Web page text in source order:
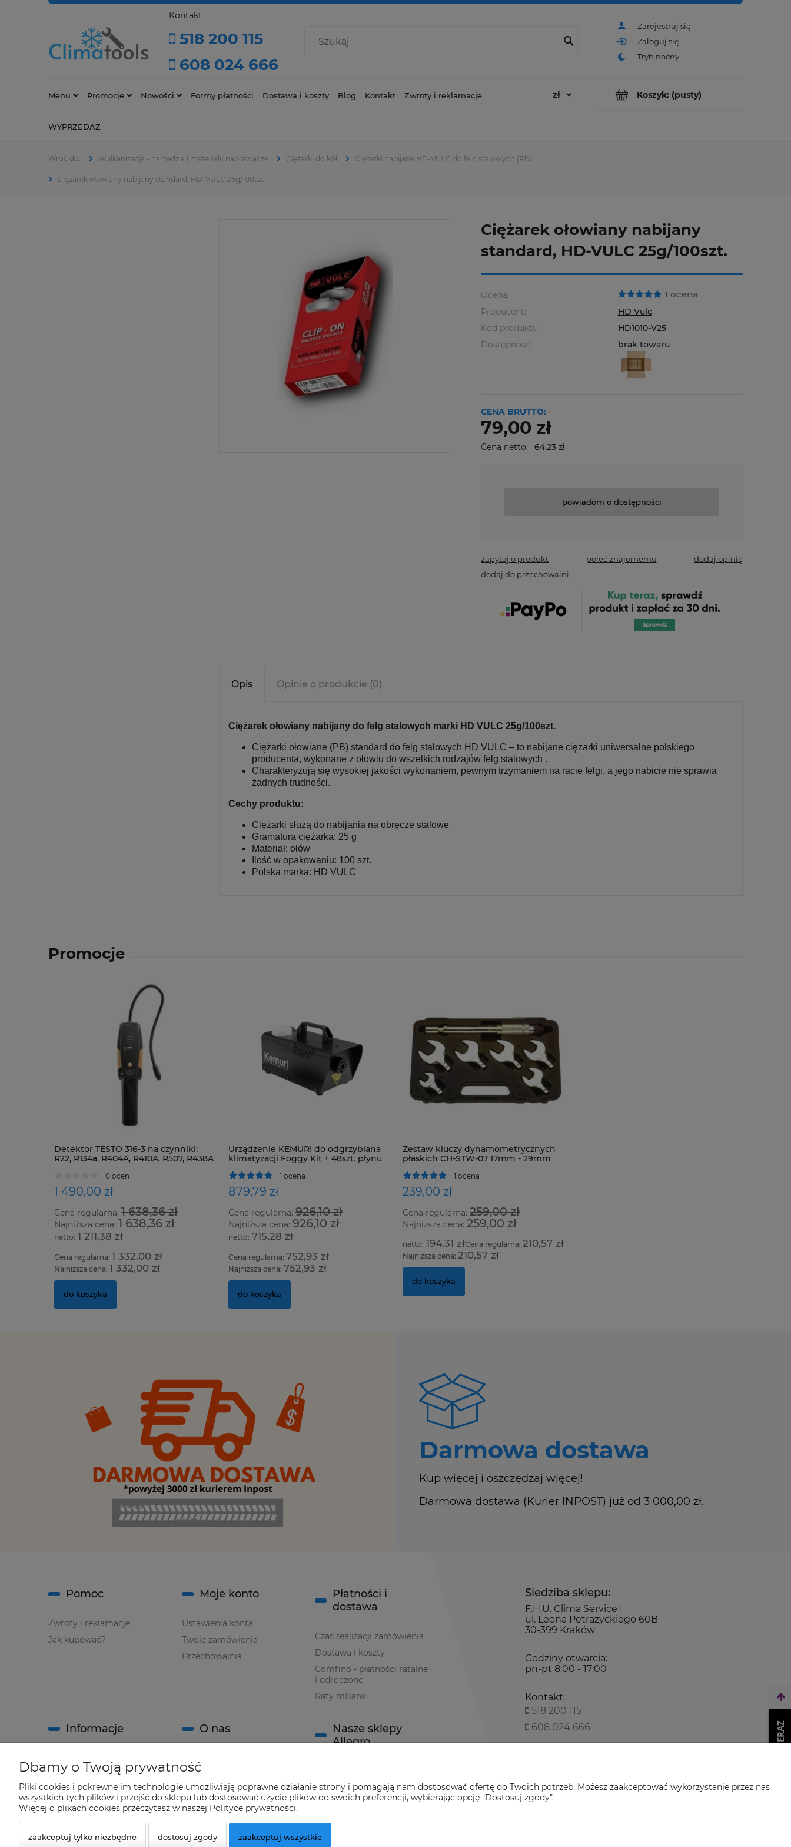
Zarejestruj się
Zaloguj się
Kontakt
518 200 115
608 024 666
Koszyk: (pusty)
Menu Promocje Nowości Formy płatności Dostawa i koszty Blog Kontakt Zwroty i reklamacje
WYPRZEDAŻ
Wulkanizacja - narzędzia i materiały naprawacze Ciężarki do kół Ciężarki nabijane HD-VULC do felg stalowych (Pb)
Ciężarek ołowiany nabijany standard, HD-VULC 25g/100szt.
Ciężarek ołowiany nabijany
standard, HD-VULC 25g/100szt.
Ocena: 1 ocena
Producent:
HD Vulc
Kod produktu:
HD1010-V25
Dostępność:
brak towaru
CENA BRUTTO:
79,00 zł
Cena netto: 64,23 zł
powiadom o dostępności
zapytaj o produkt poleć znajomemu
dodaj opinię
dodaj do przechowalni
Opis Opinie o produkcie (0)
Ciężarek ołowiany nabijany do felg stalowych marki HD VULC 25g/100szt.
Ciężarki ołowiane (PB) standard do felg stalowych HD VULC – to nabijane ciężarki uniwersalne polskiego
producenta, wykonane z ołowiu do wszelkich rodzajów felg stalowych .
Charakteryzują się wysokiej jakości wykonaniem, pewnym trzymaniem na racie felgi, a jego nabicie nie sprawia
żadnych trudności.
Cechy produktu:
Ciężarki służą do nabijania na obręcze stalowe
Gramatura ciężarka: 25 g
Materiał: ołów
Ilość w opakowaniu: 100 szt.
Polska marka: HD VULC
Promocje
Detektor TESTO 316-3 na czynniki:
R22, R134a, R404A, R410A, R507, R438A
0 ocen
1 490,00 zł
Cena regularna: 1 638,36 zł
Najniższa cena: 1 638,36 zł
1 211,38 zł
Cena regularna: 1 332,00 zł
Najniższa cena: 1 332,00 zł
do koszyka
Urządzenie KEMURI do odgrzybiana
klimatyzacji Foggy Kit + 48szt. płynu
1 ocena
879,79 zł
Cena regularna: 926,10 zł
Najniższa cena: 926,10 zł
715,28 zł
Cena regularna: 752,93 zł
Najniższa cena: 752,93 zł
do koszyka
Zestaw kluczy dynamometrycznych
płaskich CH-STW-07 17mm - 29mm
1 ocena
239,00 zł
Cena regularna: 259,00 zł
Najniższa cena: 259,00 zł
194,31 złCena regularna:210,57 zł
Najniższa cena: 210,57 zł
do koszyka
Darmowa dostawa
Kup więcej i oszczędzaj więcej!
Darmowa dostawa (Kurier INPOST) już od 3 000,00 zł.
Siedziba sklepu:
F.H.U. Clima Service I
ul. Leona Petrażyckiego 60B
30-399 Kraków
Godziny otwarcia:
pn-pt 8:00 - 17:00
Kontakt:
518 200 115
608 024 666
Pomoc
Zwroty i reklamacje
Jak kupować?
Moje konto
Ustawienia konta
Twoje zamówienia
Przechowalnia
Płatności i
dostawa
Czas realizacji zamówienia
Dostawa i koszty
Comfino - płatności ratalne
i odroczone
Raty mBank
Informacje
Polityka prywatności
System Rabatowy sklepu
"Climatools"
O nas
O firmie
Nasze sklepy
Allegro
Sklep Allegro nr 2
WEŹ LEASING TERAZ
Dbamy o Twoją prywatność
Pliki cookies i pokrewne im technologie umożliwiają poprawne działanie strony i pomagają nam dostosować ofertę do Twoich potrzeb. Możesz zaakceptować wykorzystanie przez nas
wszystkich tych plików i przejść do sklepu lub dostosować użycie plików do swoich preferencji, wybierając opcję "Dostosuj zgody".
Więcej o plikach cookies przeczytasz w naszej Polityce prywatności.
zaakceptuj tylko niezbędne dostosuj zgody zaakceptuj wszystkie